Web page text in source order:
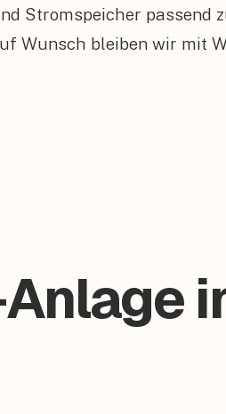
Stromspeicher
Wunsch bleiben wir mit